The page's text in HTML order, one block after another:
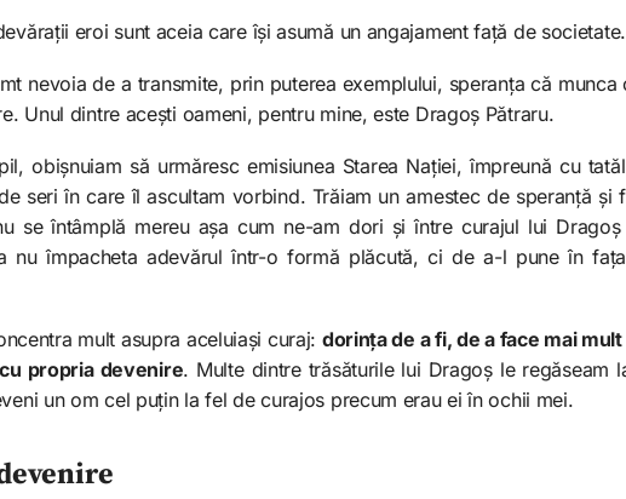
eroi sunt aceia care își asumă un angajament față de societate.
nevoia de a transmite, prin puterea exemplului, speranța că
Unul dintre acești oameni, pentru mine, este Dragoș Pătraru.
obișnuiam să urmăresc emisiunea Starea Nației, împreună cu
seri în care îl ascultam vorbind. Trăiam un amestec de speranță și
se întâmplă mereu așa cum ne-am dori și între curajul lui
nu împacheta adevărul într-o formă plăcută, ci de a-l pune în
mult asupra aceluiași curaj: dorința de a fi, de a face mai
propria devenire. Multe dintre trăsăturile lui Dragoș le regăseam
un om cel puțin la fel de curajos precum erau ei în ochii mei.